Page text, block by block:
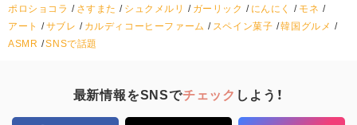
ポロショコラ
さすまた シュクメルリ ガーリック にんにく
モネ
アート
サブレ カルディコーヒーファーム スペイン菓子 韓国グルメ
ASMR
SNSで話題
最新情報をSNSでチェック しよう！